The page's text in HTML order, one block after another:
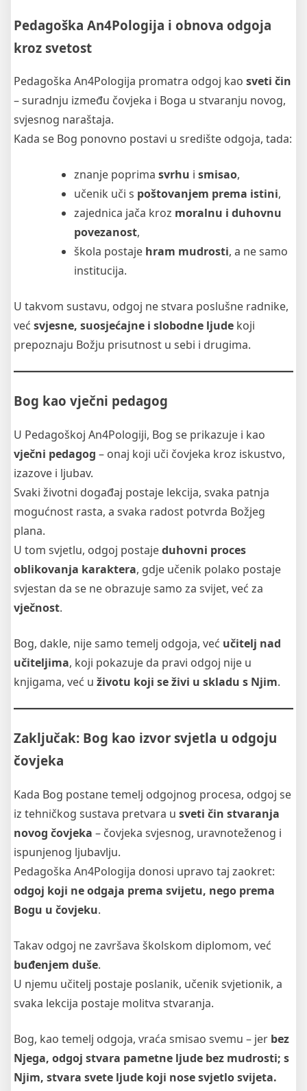
Pedagoška An4Pologija i obnova odgoja
kroz svetost
Pedagoška An4Pologija promatra odgoj kao sveti čin
– suradnju između čovjeka i Boga u stvaranju novog,
svjesnog naraštaja.
Kada se Bog ponovno postavi u središte odgoja, tada:
znanje poprima svrhu i smisao,
učenik uči s poštovanjem prema istini,
zajednica jača kroz moralnu i duhovnu
povezanost,
škola postaje hram mudrosti, a ne samo
institucija.
U takvom sustavu, odgoj ne stvara poslušne radnike,
već svjesne, suosjećajne i slobodne ljude koji
prepoznaju Božju prisutnost u sebi i drugima.
Bog kao vječni pedagog
U Pedagoškoj An4Pologiji, Bog se prikazuje i kao
vječni pedagog – onaj koji uči čovjeka kroz iskustvo,
izazove i ljubav.
Svaki životni događaj postaje lekcija, svaka patnja
mogućnost rasta, a svaka radost potvrda Božjeg
plana.
U tom svjetlu, odgoj postajeduhovni proces
oblikovanja karaktera, gdje učenik polako postaje
svjestan da se ne obrazuje samo za svijet, već za
vječnost.
Bog, dakle, nije samo temelj odgoja, već učitelj nad
učiteljima, koji pokazuje da pravi odgoj nije u
knjigama, već u životu koji se živi u skladu s Njim.
Zaključak: Bog kao izvor svjetla u odgoju
čovjeka
Kada Bog postane temelj odgojnog procesa, odgoj se
iz tehničkog sustava pretvara u sveti čin stvaranja
novog čovjeka – čovjeka svjesnog, uravnoteženog i
ispunjenog ljubavlju.
Pedagoška An4Pologija donosi upravo taj zaokret:
odgoj koji ne odgaja prema svijetu, nego prema
Bogu u čovjeku.
Takav odgoj ne završava školskom diplomom, već
buđenjem duše.
U njemu učitelj postaje poslanik, učenik svjetionik, a
svaka lekcija postaje molitva stvaranja.
Bog, kao temelj odgoja, vraća smisao svemu – jer bez
Njega, odgoj stvara pametne ljude bez mudrosti; s
Njim, stvara svete ljude koji nose svjetlo svijeta.